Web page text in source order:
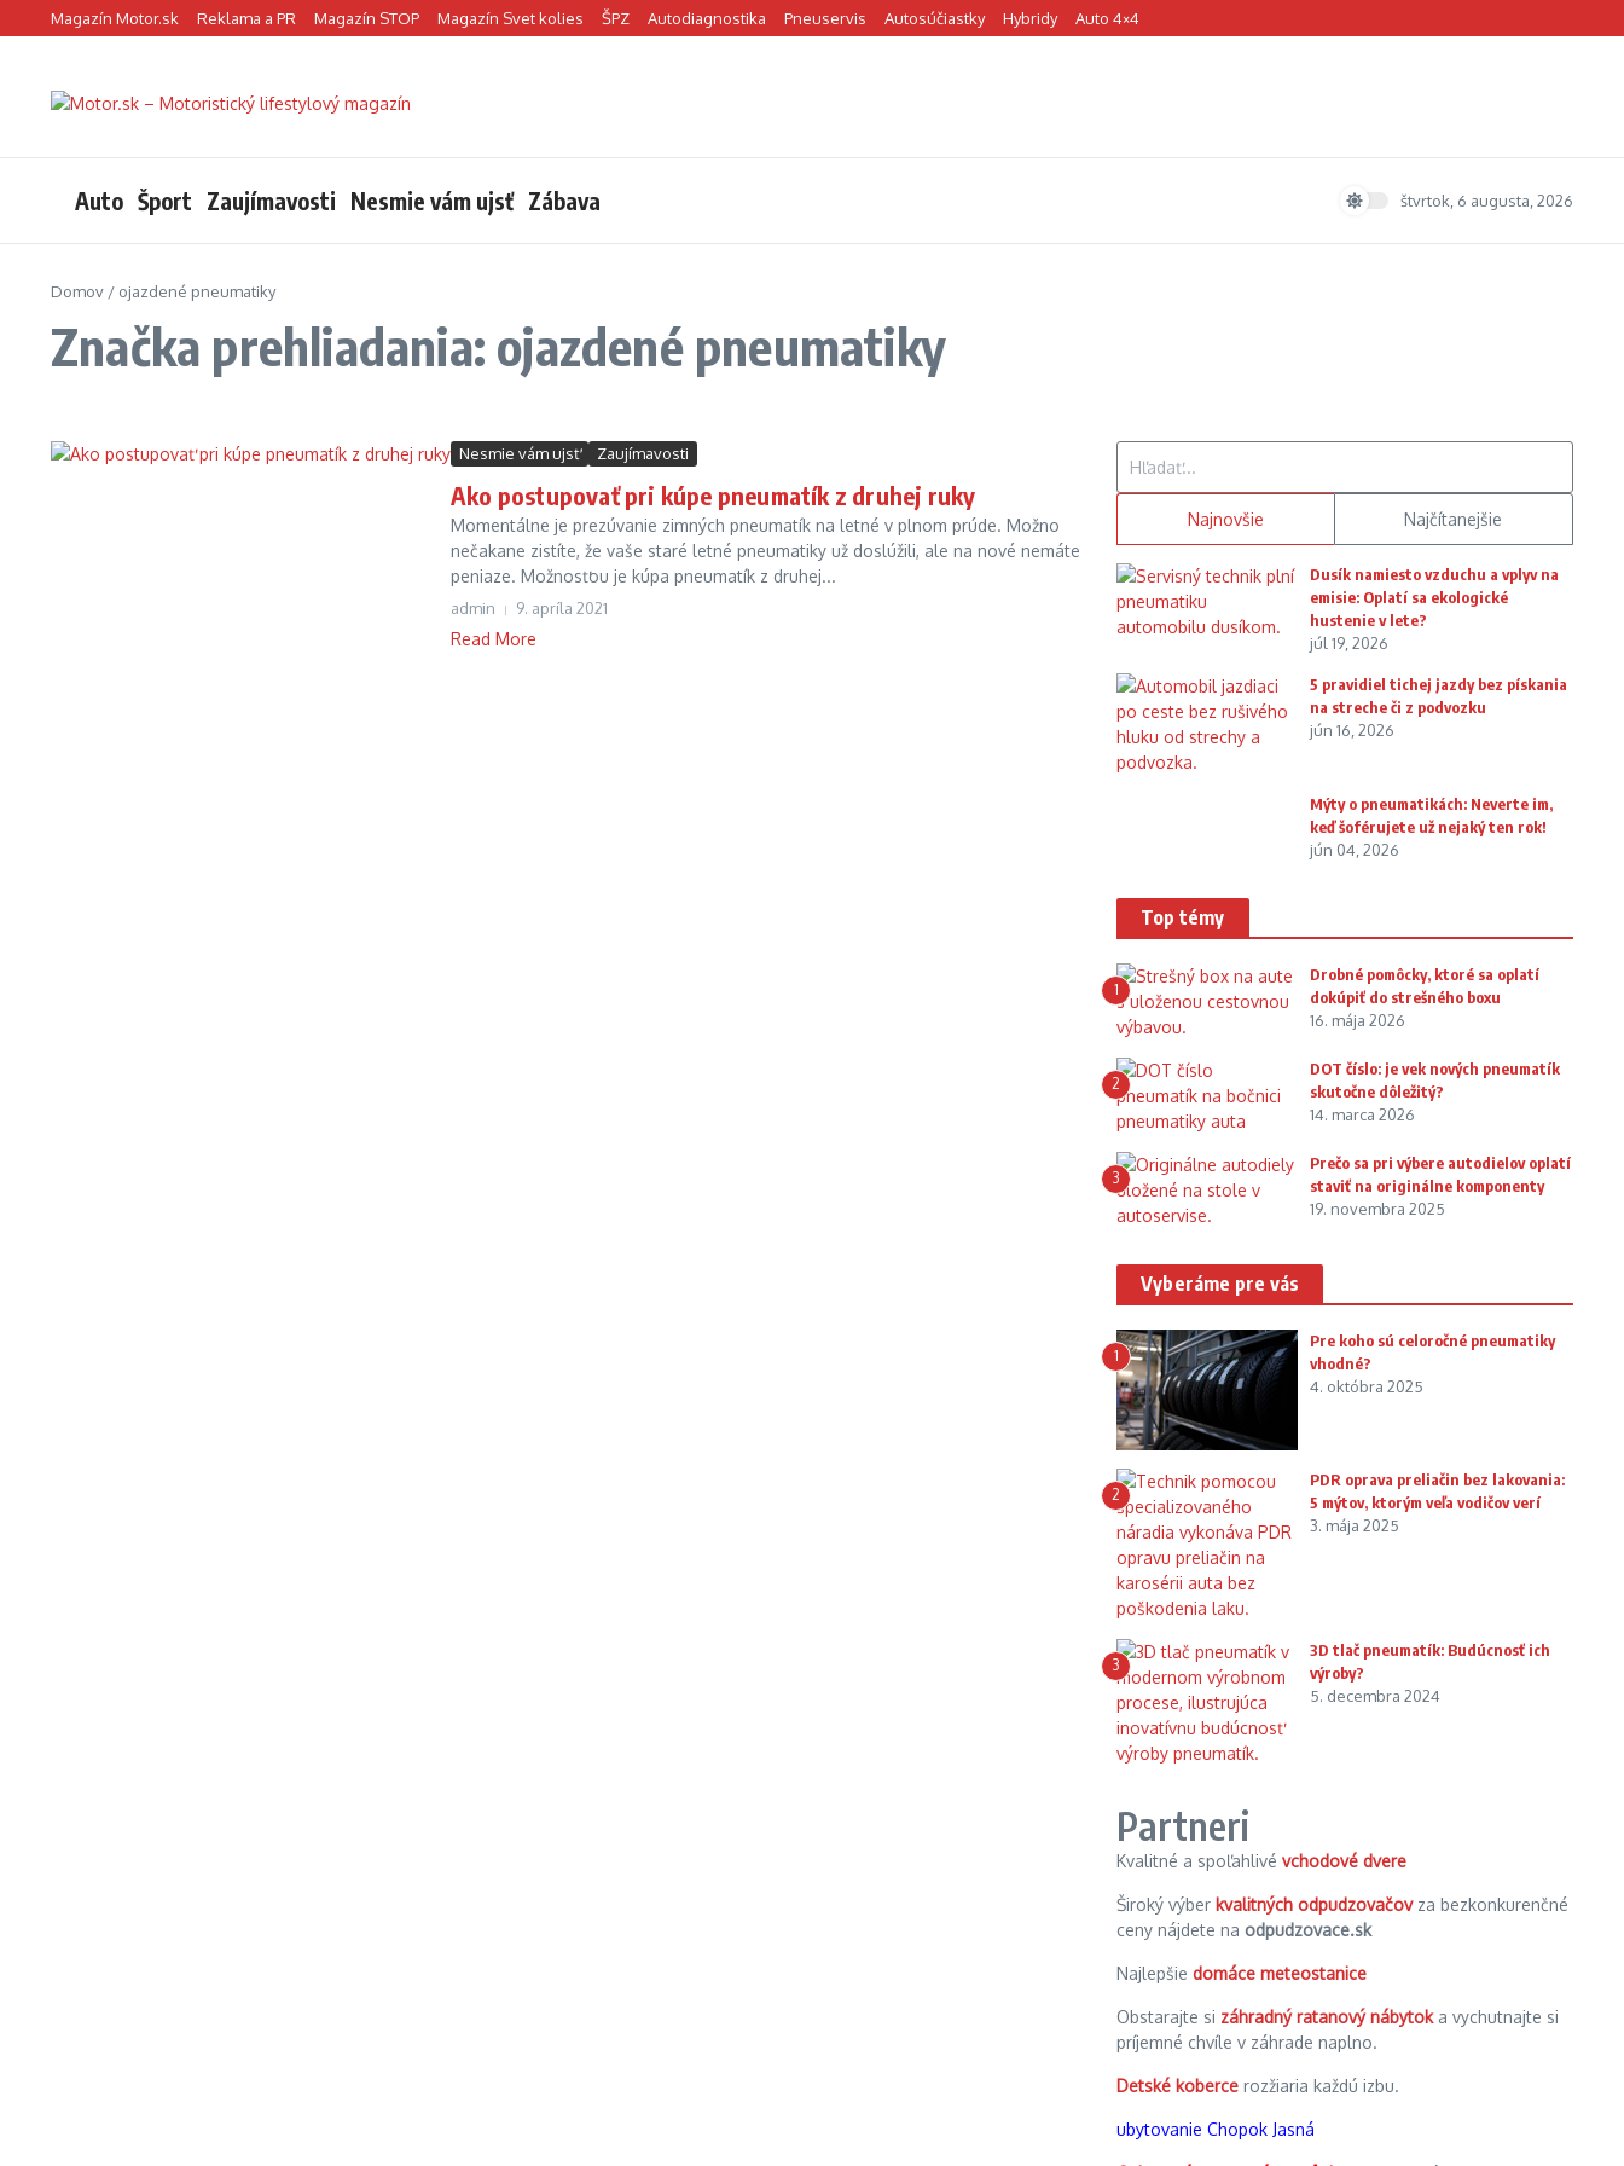
Preskočiť na obsah
Magazín Motor.sk Reklama a PR Magazín STOP Magazín Svet kolies ŠPZ Autodiagnostika Pneuservis Autosúčiastky Hybridy Auto 4×4
Auto Šport Zaujímavosti Nesmie vám ujsť Zábava štvrtok, 6 augusta, 2026
Domov / ojazdené pneumatiky
Značka prehliadania: ojazdené pneumatiky
Nesmie vám ujsť Zaujímavosti
Ako postupovať pri kúpe pneumatík z druhej ruky
Momentálne je prezúvanie zimných pneumatík na letné v plnom prúde. Možno
nečakane zistíte, že vaše staré letné pneumatiky už doslúžili, ale na nové nemáte
peniaze. Možnosťou je kúpa pneumatík z druhej...
admin 9. apríla 2021
Read More
Najnovšie Najčítanejšie
Dusík namiesto vzduchu a vplyv na
emisie: Oplatí sa ekologické
hustenie v lete?
júl 19, 2026
5 pravidiel tichej jazdy bez pískania
na streche či z podvozku
jún 16, 2026
Mýty o pneumatikách: Neverte im,
keď šoférujete už nejaký ten rok!
jún 04, 2026
Top témy
1
Drobné pomôcky, ktoré sa oplatí
dokúpiť do strešného boxu
16. mája 2026
2
DOT číslo: je vek nových pneumatík
skutočne dôležitý?
14. marca 2026
3
Prečo sa pri výbere autodielov oplatí
staviť na originálne komponenty
19. novembra 2025
Vyberáme pre vás
1
Pre koho sú celoročné pneumatiky
vhodné?
4. októbra 2025
2
PDR oprava preliačin bez lakovania:
5 mýtov, ktorým veľa vodičov verí
3. mája 2025
3
3D tlač pneumatík: Budúcnosť ich
výroby?
5. decembra 2024
Partneri
Kvalitné a spoľahlivé vchodové dvere
Široký výber kvalitných odpudzovačovza bezkonkurenčné
ceny nájdete na odpudzovace.sk
Najlepšie domáce meteostanice
Obstarajte si záhradný ratanový nábytoka vychutnajte si
príjemné chvíle v záhrade naplno.
Detské koberce rozžiaria každú izbu.
ubytovanie Chopok Jasná